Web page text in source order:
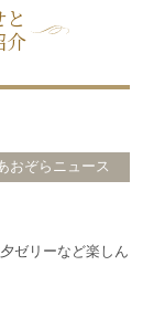
介
おぞらニュース
ゼリーなど楽しん